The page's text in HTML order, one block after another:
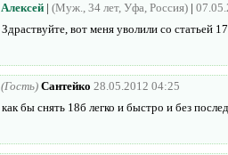
Алексей | (Муж., 34 лет, Уфа, Россия) |
Здраствуйте, вот меня уволили со статьей
(Гость) Сантейко 28.05.2012 04:25
как бы снять 18б легко и быстро и без